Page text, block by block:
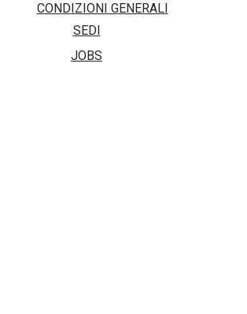
CONDIZIONI GENERALI
SEDI
JOBS